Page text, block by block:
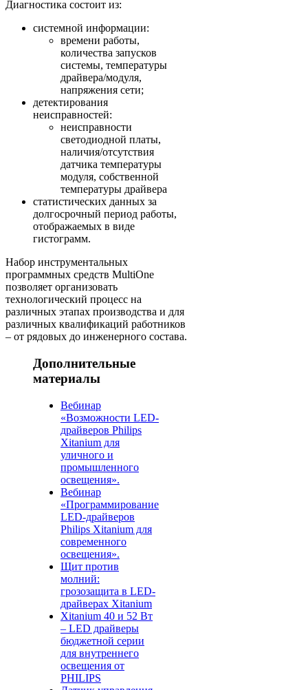
Диагностика состоит из:
системной информации:
времени работы,
количества запусков
системы, температуры
драйвера/модуля,
напряжения сети;
детектирования
неисправностей:
неисправности
светодиодной платы,
наличия/отсутствия
датчика температуры
модуля, собственной
температуры драйвера
статистических данных за
долгосрочный период работы,
отображаемых в виде
гистограмм.
Набор инструментальных
программных средств MultiOne
позволяет организовать
технологический процесс на
различных этапах производства и для
различных квалификаций работников
– от рядовых до инженерного состава.
Дополнительные
материалы
Вебинар
«Возможности LED-
драйверов Philips
Xitanium для
уличного и
промышленного
освещения».
Вебинар
«Программирование
LED-драйверов
Philips Xitanium для
современного
освещения».
Щит против
молний:
грозозащита в LED-
драйверах Xitanium
Xitanium 40 и 52 Вт
– LED драйверы
бюджетной серии
для внутреннего
освещения от
PHILIPS